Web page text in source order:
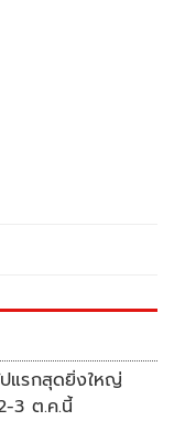
แรกสุดยิ่งใหญ่
3 ต.ค.นี้